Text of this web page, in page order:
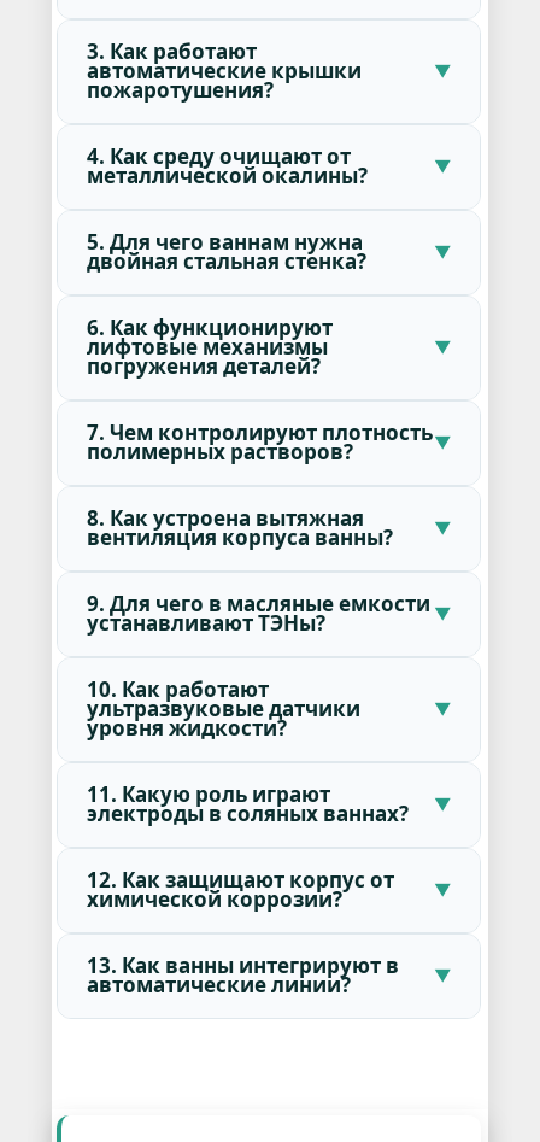
3. Как работают
автоматические крышки
пожаротушения?
4. Как среду очищают от
металлической окалины?
5. Для чего ваннам нужна
двойная стальная стенка?
6. Как функционируют
лифтовые механизмы
погружения деталей?
7. Чем контролируют плотность
полимерных растворов?
8. Как устроена вытяжная
вентиляция корпуса ванны?
9. Для чего в масляные емкости
устанавливают ТЭНы?
10. Как работают
ультразвуковые датчики
уровня жидкости?
11. Какую роль играют
электроды в соляных ваннах?
12. Как защищают корпус от
химической коррозии?
13. Как ванны интегрируют в
автоматические линии?